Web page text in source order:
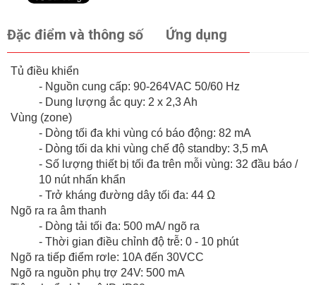
Đặc điểm và thông số Ứng dụng
Tủ điều khiển
- Nguồn cung cấp: 90-264VAC 50/60 Hz
- Dung lượng ắc quy: 2 x 2,3 Ah
Vùng (zone)
- Dòng tối đa khi vùng có báo động: 82 mA
- Dòng tối da khi vùng chế độ standby: 3,5 mA
- Số lượng thiết bị tối đa trên mỗi vùng: 32 đầu báo /
10 nút nhấn khẩn
- Trở kháng đường dây tối đa: 44 Ω
Ngõ ra ra âm thanh
- Dòng tải tối đa: 500 mA/ ngõ ra
- Thời gian điều chỉnh độ trễ: 0 - 10 phút
Ngõ ra tiếp điểm rơle: 10A đến 30VCC
Ngõ ra nguồn phụ trợ 24V: 500 mA